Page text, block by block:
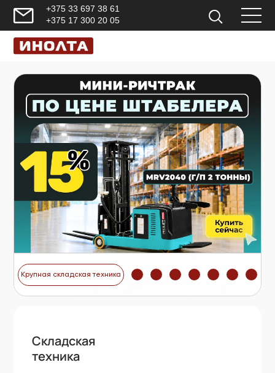
+375 33 697 38 61
+375 17 300 20 05
Крупная складская техника
Cкладская
техника